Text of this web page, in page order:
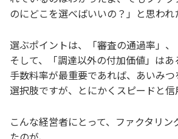
のにどこを選べばいいの？」と思われ
選ぶポイントは、「審査の通過率」、
そして、「調達以外の付加価値」はあ
手数料率が最重要であれば、あいみ
選択肢ですが、とにかくスピードと信
こんな経営者にとって、ファクタリ